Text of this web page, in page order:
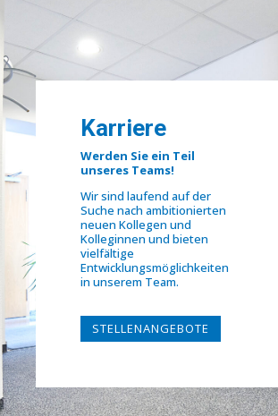
Karriere
Werden Sie ein Teil
unseres Teams!
Wir sind laufend auf der
Suche nach ambitionierten
neuen Kollegen und
Kolleginnen und bieten
vielfältige
Entwicklungsmöglichkeiten
in unserem Team.
STELLENANGEBOTE